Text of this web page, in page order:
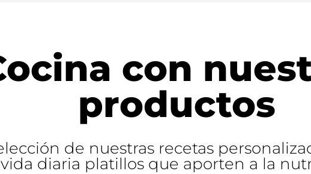
con
productos
de nuestras recetas
vida diaria platillos que aporten a la